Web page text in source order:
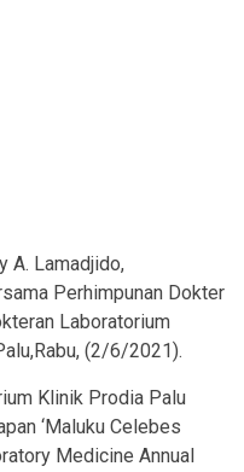
A. Lamadjido,
Perhimpunan Dokter
Laboratorium
(2/6/2021).
Klinik Prodia Palu
‘Maluku Celebes
Medicine Annual